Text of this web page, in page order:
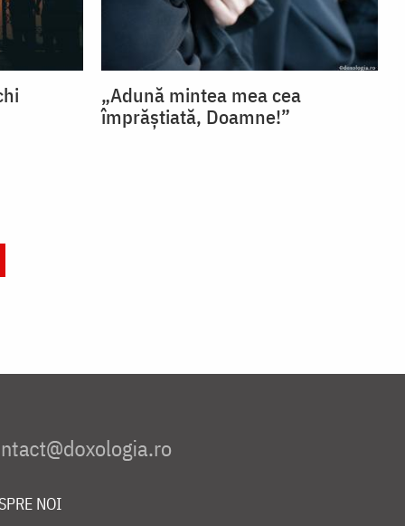
„Adună mintea mea cea
împrăștiată, Doamne!”
NOI